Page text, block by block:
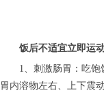
饭后不适宜立即运动
1、刺激肠胃：吃饱
胃内溶物左右、上下震